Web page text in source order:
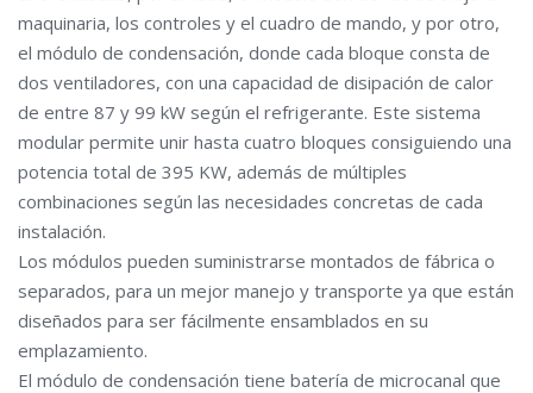
maquinaria, los controles y el cuadro de mando, y por otro,
el módulo de condensación, donde cada bloque consta de
dos ventiladores, con una capacidad de disipación de calor
de entre 87 y 99 kW según el refrigerante. Este sistema
modular permite unir hasta cuatro bloques consiguiendo una
potencia total de 395 KW, además de múltiples
combinaciones según las necesidades concretas de cada
instalación.
Los módulos pueden suministrarse montados de fábrica o
separados, para un mejor manejo y transporte ya que están
diseñados para ser fácilmente ensamblados en su
emplazamiento.
El módulo de condensación tiene batería de microcanal que